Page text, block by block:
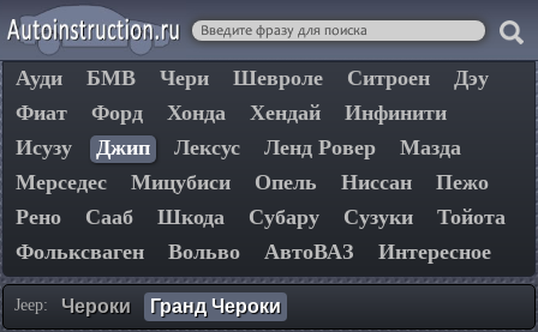
Ауди БМВ Чери Шевроле Ситроен
Дэу
Фиат
Форд Хонда Хендай
Инфинити
Исузу
Джип Лексус Ленд Ровер
Мазда
Мерседес
Мицубиси Опель Ниссан
Пежо
Рено
Сааб Шкода Субару Сузуки
Тойота
Фольксваген
Вольво АвтоВАЗ Интересное
Jeep: Чероки Гранд Чероки